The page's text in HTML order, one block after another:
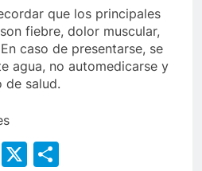
que los principales
fiebre, dolor muscular,
caso de presentarse, se
agua, no automedicarse y
de salud.
Telegram
X